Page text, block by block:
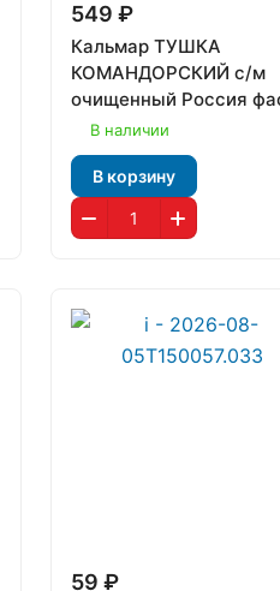
549 ₽
Кальмар ТУШКА
КОМАНДОРСКИЙ с/м
очищенный Россия
В наличии
В корзину
59 ₽